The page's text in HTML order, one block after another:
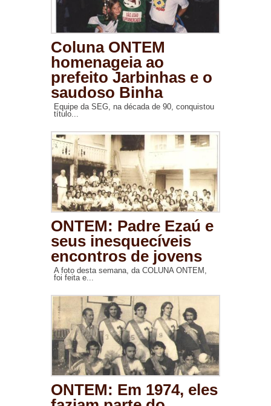
Coluna ONTEM
homenageia ao
prefeito Jarbinhas e o
saudoso Binha
Equipe da SEG, na década de 90, conquistou
título...
ONTEM: Padre Ezaú e
seus inesquecíveis
encontros de jovens
A foto desta semana, da COLUNA ONTEM,
foi feita e...
ONTEM: Em 1974, eles